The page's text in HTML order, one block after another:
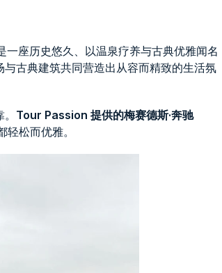
座历史悠久、以温泉疗养与古典优雅闻名
古典建筑共同营造出从容而精致的生活氛
Tour Passion 提供的梅赛德斯·奔驰
松而优雅。